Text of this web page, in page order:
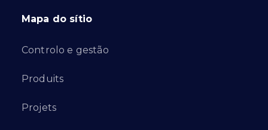
Mapa do sítio
Controlo e gestão
Produits
Projets